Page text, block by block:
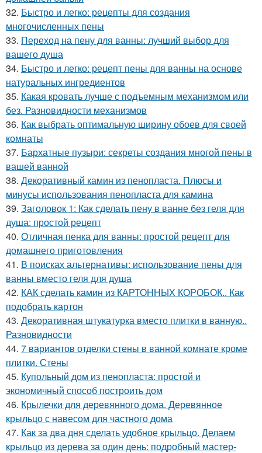
32. Быстро и легко: рецепты для создания
многочисленных пены
33. Переход на пену для ванны: лучший выбор для
вашего душа
34. Быстро и легко: рецепт пены для ванны на основе
натуральных ингредиентов
35. Какая кровать лучше с подъемным механизмом или
без. Разновидности механизмов
36. Как выбрать оптимальную ширину обоев для своей
комнаты
37. Бархатные пузыри: секреты создания многой пены в
вашей ванной
38. Декоративный камин из пенопласта. Плюсы и
минусы использования пенопласта для камина
39. Заголовок 1: Как сделать пену в ванне без геля для
душа: простой рецепт
40. Отличная пенка для ванны: простой рецепт для
домашнего приготовления
41. В поисках альтернативы: использование пены для
ванны вместо геля для душа
42. КАК сделать камин из КАРТОННЫХ КОРОБОК.. Как
подобрать картон
43. Декоративная штукатурка вместо плитки в ванную..
Разновидности
44. 7 вариантов отделки стены в ванной комнате кроме
плитки. Стены
45. Купольный дом из пенопласта: простой и
экономичный способ построить дом
46. Крылечки для деревянного дома. Деревянное
крыльцо с навесом для частного дома
47. Как за два дня сделать удобное крыльцо. Делаем
крыльцо из дерева за один день: подробный мастер-